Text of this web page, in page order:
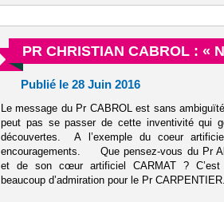
PR CHRISTIAN CABROL : «
Publié le 28 Juin 2016
Le message du Pr CABROL est sans
peut pas se passer de cette inventivité qui
découvertes. A l’exemple du coeur
encouragements. Que pensez-vous du Pr
et de son cœur artificiel CARMAT ? C’est
beaucoup d’admiration pour le Pr